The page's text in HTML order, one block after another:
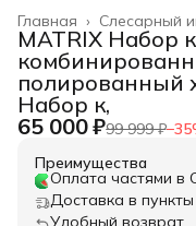
Слесарный
Главная ›
MATRIX Набор
полированный
Набор к,
65 000 ₽99 999 ₽−35
Преимущества
Оплата частями в
Доставка в
Удобный возврат